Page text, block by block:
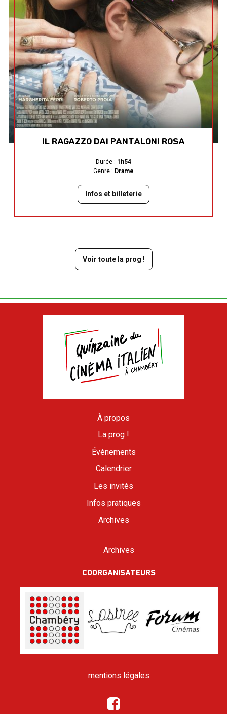
IL RAGAZZO DAI PANTALONI ROSA
Durée : 1h54
Genre : Drame
Infos et billeterie
Voir toute la prog !
À propos
La prog !
Événements
Calendrier
Les invités
Infos pratiques
Archives
Archives
COORGANISATEURS
mentions légales
Facebook